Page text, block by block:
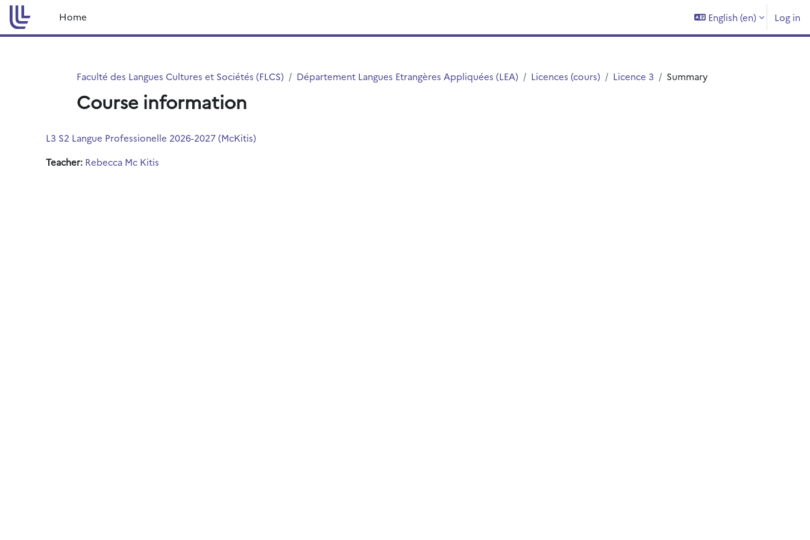
Skip to main content
Home
English ‎(en)‎ Log in
Faculté des Langues Cultures et Sociétés (FLCS) Département Langues Etrangères Appliquées (LEA) Licences (cours) Licence 3 Summary
Course information
L3 S2 Langue Professionelle 2026-2027 (McKitis)
Teacher: Rebecca Mc Kitis